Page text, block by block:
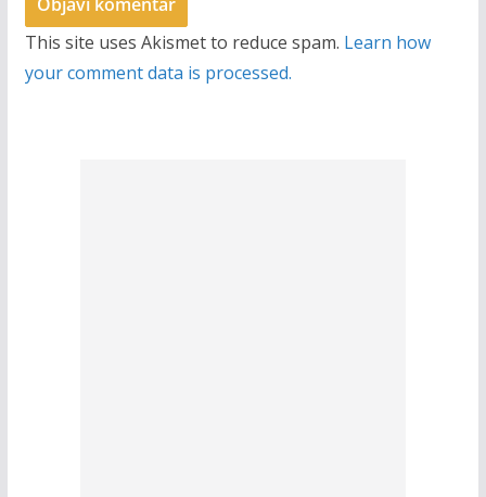
This site uses Akismet to reduce spam. Learn how
your comment data is processed.